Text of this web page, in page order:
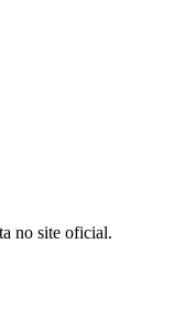
no site oficial.